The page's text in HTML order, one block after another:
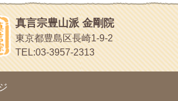
んの名前だよ
たよ。
ゃんがかわいいよ
真言宗豊山派 金剛院
東京都豊島区長崎1-9-2
TEL:03-3957-2313